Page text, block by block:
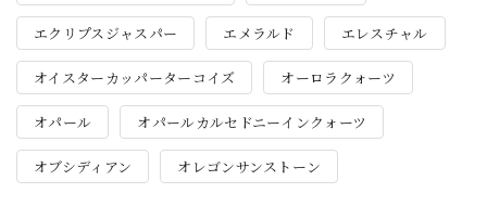
エクリプスジャスパー エメラルド エレスチャル
オイスターカッパーターコイズ オーロラクォーツ
オパール オパールカルセドニーインクォーツ
オブシディアン オレゴンサンストーン